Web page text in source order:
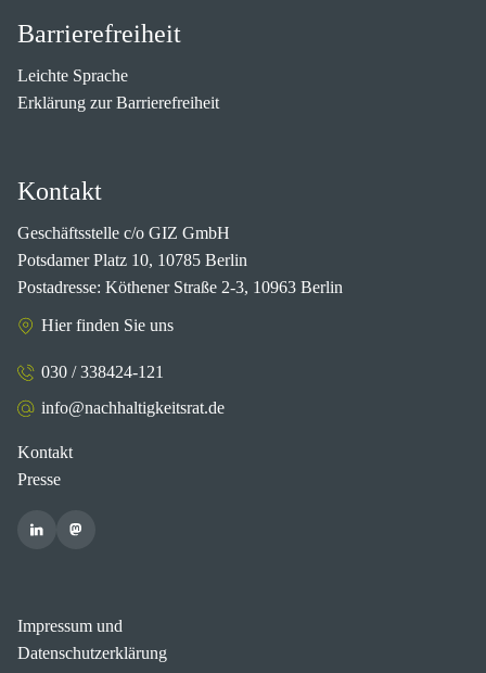
Barrierefreiheit
Leichte Sprache
Erklärung zur Barrierefreiheit
Kontakt
Geschäftsstelle c/o GIZ GmbH
Potsdamer Platz 10, 10785 Berlin
Postadresse: Köthener Straße 2-3, 10963 Berlin
Hier finden Sie uns
030 / 338424-121
info@nachhaltigkeitsrat.de
Kontakt
Presse
Impressum und
Datenschutzerklärung